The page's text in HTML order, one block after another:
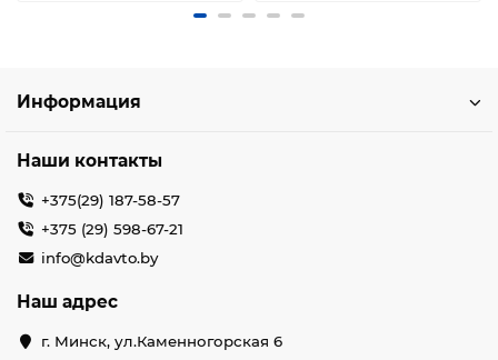
Информация
Наши контакты
+375(29) 187-58-57
+375 (29) 598-67-21
info@kdavto.by
Наш адрес
г. Минск, ул.Каменногорская 6